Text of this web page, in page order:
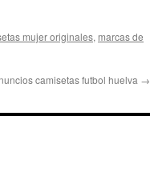
mujer originales, marcas de
camisetas futbol huelva →